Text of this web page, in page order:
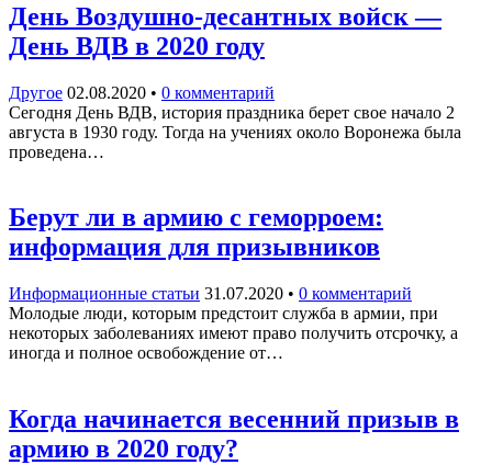
День Воздушно-десантных войск —
День ВДВ в 2020 году
Другое 02.08.2020 • 0 комментарий
Сегодня День ВДВ, история праздника берет свое начало 2
августа в 1930 году. Тогда на учениях около Воронежа была
проведена…
Берут ли в армию с геморроем:
информация для призывников
Информационные статьи 31.07.2020 • 0 комментарий
Молодые люди, которым предстоит служба в армии, при
некоторых заболеваниях имеют право получить отсрочку, а
иногда и полное освобождение от…
Когда начинается весенний призыв в
армию в 2020 году?